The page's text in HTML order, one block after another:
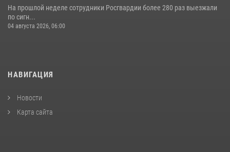
На прошлой неделе сотрудники Росгвардии более 280 раз выезжали
по сигн...
04 августа 2026, 06:00
НАВИГАЦИЯ
Новости
Карта сайта